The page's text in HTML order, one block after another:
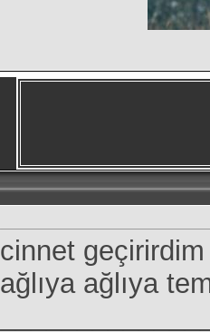
cinnet
ağlıya ağlıya